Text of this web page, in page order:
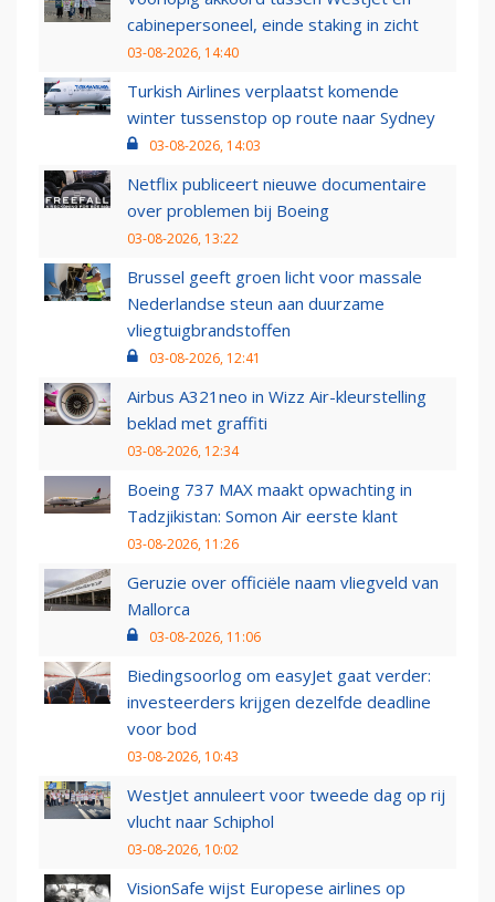
cabinepersoneel, einde staking in zicht
03-08-2026, 14:40
Turkish Airlines verplaatst komende
winter tussenstop op route naar Sydney
03-08-2026, 14:03
Netflix publiceert nieuwe documentaire
over problemen bij Boeing
03-08-2026, 13:22
Brussel geeft groen licht voor massale
Nederlandse steun aan duurzame
vliegtuigbrandstoffen
03-08-2026, 12:41
Airbus A321neo in Wizz Air-kleurstelling
beklad met graffiti
03-08-2026, 12:34
Boeing 737 MAX maakt opwachting in
Tadzjikistan: Somon Air eerste klant
03-08-2026, 11:26
Geruzie over officiële naam vliegveld van
Mallorca
03-08-2026, 11:06
Biedingsoorlog om easyJet gaat verder:
investeerders krijgen dezelfde deadline
voor bod
03-08-2026, 10:43
WestJet annuleert voor tweede dag op rij
vlucht naar Schiphol
03-08-2026, 10:02
VisionSafe wijst Europese airlines op